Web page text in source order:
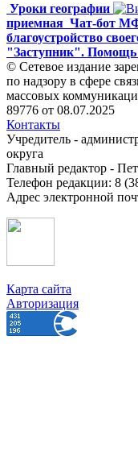
Уроки географии
приемная Чат-бот
благоустройство
"Заступник". Помощь
© Сетевое издание
по надзору в сфере
массовых
89776 от 08.07.2025
Контакты
Учредитель -
округа
Главный редактор -
Телефон редакции: 8
Адрес электронной
Карта сайта
Авторизация